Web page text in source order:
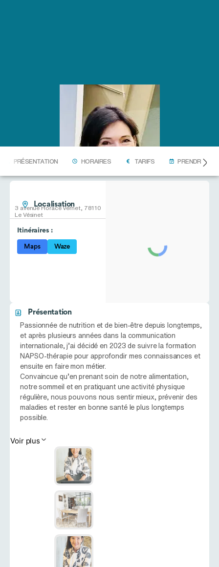
PRÉSENTATION HORAIRES TARIFS PRENDRE RDV
Présentation
Passionnée de nutrition et de bien-être depuis longtemps,
et après plusieurs années dans la communication
internationale, j’ai décidé en 2023 de suivre la formation
NAPSO-thérapie pour approfondir mes connaissances et
ensuite en faire mon métier.
Convaincue qu’en prenant soin de notre alimentation,
notre sommeil et en pratiquant une activité physique
régulière, nous pouvons nous sentir mieux, prévenir des
maladies et rester en bonne santé le plus longtemps
possible.
Voir plus
Localisation
3 avenue Horace Vernet, 78110
Le Vésinet
Itinéraires :
Maps Waze